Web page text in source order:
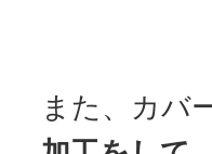
また、カバ